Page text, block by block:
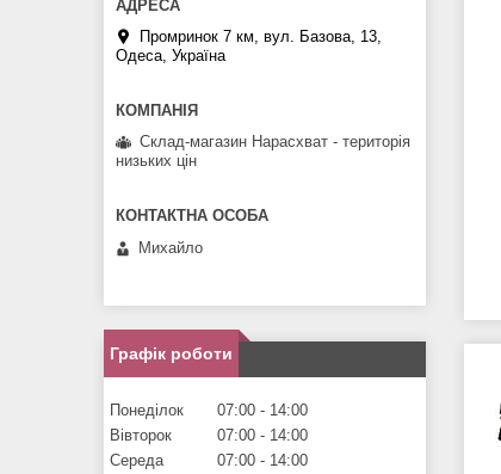
Промринок 7 км, вул. Базова, 13,
Одеса, Україна
Склад-магазин Нарасхват - територія
низьких цін
Михайло
Графік роботи
Понеділок 07:00
14:00
Вівторок
07:00
14:00
Середа
07:00
14:00